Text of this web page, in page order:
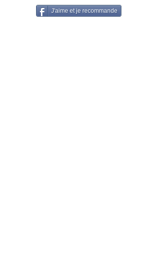
J'aime et je recommande